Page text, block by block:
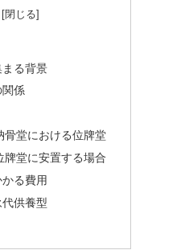
る背景
係
骨堂における位牌堂
牌堂に安置する場合
る費用
供養型